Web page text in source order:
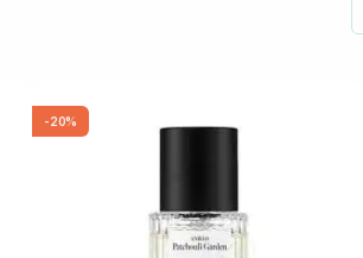
-20%